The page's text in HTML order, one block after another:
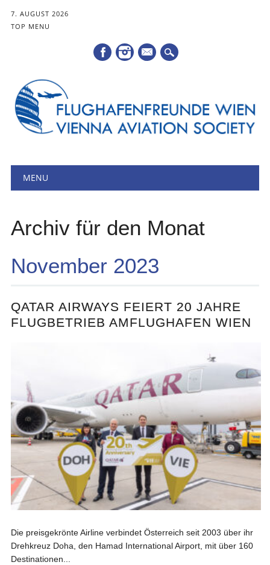
7. AUGUST 2026
TOP MENU
Mail
Hauptmenü
MENU
Archiv für den Monat
November 2023
QATAR AIRWAYS FEIERT 20 JAHRE
FLUGBETRIEB AMFLUGHAFEN WIEN
Die preisgekrönte Airline verbindet Österreich seit 2003 über ihr
Drehkreuz Doha, den Hamad International Airport, mit über 160
Destinationen...